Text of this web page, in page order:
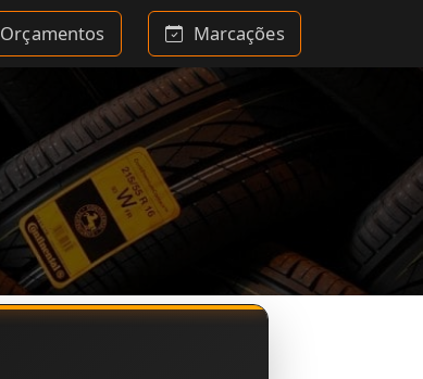
Orçamentos Marcações